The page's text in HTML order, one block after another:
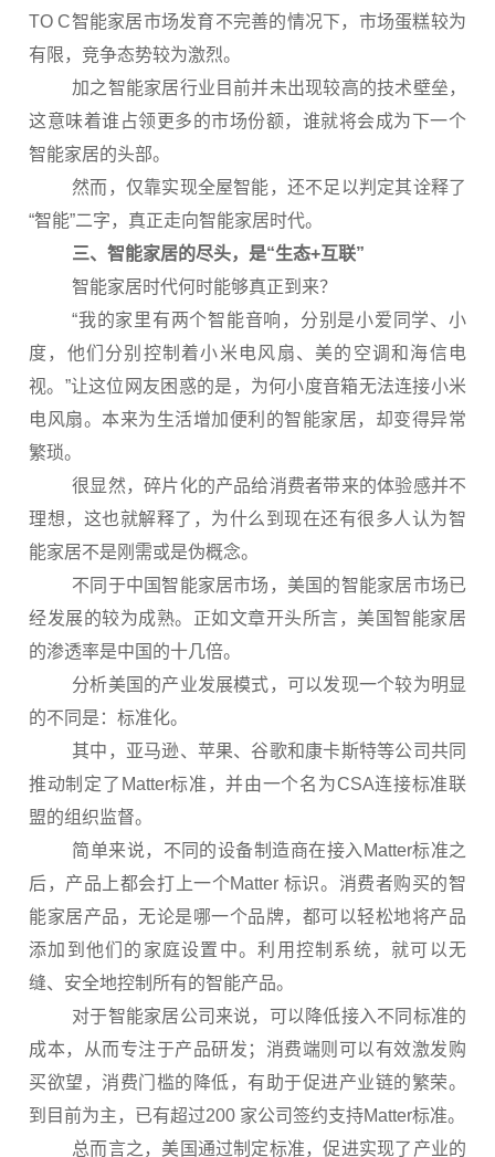
TO C智能家居市场发育不完善的情况下，市场蛋糕较为
有限，竞争态势较为激烈。
加之智能家居行业目前并未出现较高的技术壁垒，
这意味着谁占领更多的市场份额，谁就将会成为下一个
智能家居的头部。
然而，仅靠实现全屋智能，还不足以判定其诠释了
“智能”二字，真正走向智能家居时代。
三、智能家居的尽头，是“生态+互联”
智能家居时代何时能够真正到来？
“我的家里有两个智能音响，分别是小爱同学、小
度，他们分别控制着小米电风扇、美的空调和海信电
视。”让这位网友困惑的是，为何小度音箱无法连接小米
电风扇。本来为生活增加便利的智能家居，却变得异常
繁琐。
很显然，碎片化的产品给消费者带来的体验感并不
理想，这也就解释了，为什么到现在还有很多人认为智
能家居不是刚需或是伪概念。
不同于中国智能家居市场，美国的智能家居市场已
经发展的较为成熟。正如文章开头所言，美国智能家居
的渗透率是中国的十几倍。
分析美国的产业发展模式，可以发现一个较为明显
的不同是：标准化。
其中，亚马逊、苹果、谷歌和康卡斯特等公司共同
推动制定了Matter标准，并由一个名为CSA连接标准联
盟的组织监督。
简单来说，不同的设备制造商在接入Matter标准之
后，产品上都会打上一个Matter 标识。消费者购买的智
能家居产品，无论是哪一个品牌，都可以轻松地将产品
添加到他们的家庭设置中。利用控制系统，就可以无
缝、安全地控制所有的智能产品。
对于智能家居公司来说，可以降低接入不同标准的
成本，从而专注于产品研发；消费端则可以有效激发购
买欲望，消费门槛的降低，有助于促进产业链的繁荣。
到目前为主，已有超过200 家公司签约支持Matter标准。
总而言之，美国通过制定标准，促进实现了产业的